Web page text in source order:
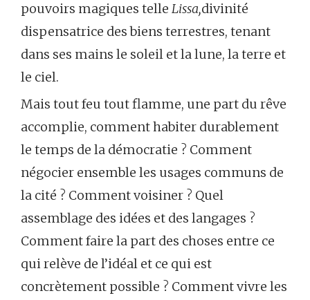
pouvoirs magiques telle Lissa,divinité
dispensatrice des biens terrestres, tenant
dans ses mains le soleil et la lune, la terre et
le ciel.
Mais tout feu tout flamme, une part du rêve
accomplie, comment habiter durablement
le temps de la démocratie ? Comment
négocier ensemble les usages communs de
la cité ? Comment voisiner ? Quel
assemblage des idées et des langages ?
Comment faire la part des choses entre ce
qui relève de l’idéal et ce qui est
concrètement possible ? Comment vivre les